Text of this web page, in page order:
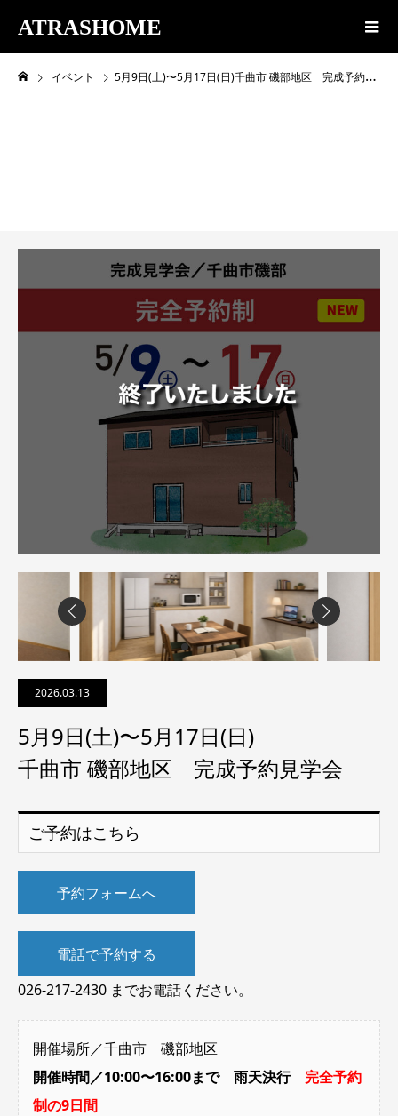
ATRASHOME
イベント 5月9日(土)〜5月17日(日)千曲市 磯部地区 完成予約見学会
2026.03.13
5月9日(土)〜5月17日(日)
千曲市 磯部地区 完成予約見学会
ご予約はこちら
予約フォームへ
電話で予約する
026-217-2430 までお電話ください。
開催場所／千曲市 磯部地区
開催時間／10:00〜16:00まで 雨天決行 完全予約
制の9日間